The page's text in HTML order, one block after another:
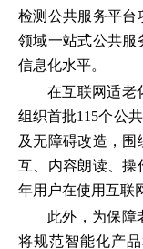
检测公共服务平台
领域一站式公共服
信息化水平。
在互联网适老
组织首批115个公
及无障碍改造，
互、内容朗读、操
年用户在使用互联
此外，为保障
将规范智能化产